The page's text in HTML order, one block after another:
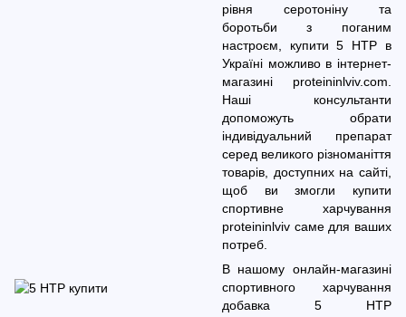
рівня серотоніну та
боротьби з поганим
настроєм, купити 5 HTP в
Україні можливо в інтернет-
магазині proteininlviv.com.
Наші консультанти
допоможуть обрати
індивідуальний препарат
серед великого різноманіття
товарів, доступних на сайті,
щоб ви змогли купити
спортивне харчування
proteininlviv саме для ваших
потреб.
В нашому онлайн-магазині
спортивного харчування
добавка 5 HTP